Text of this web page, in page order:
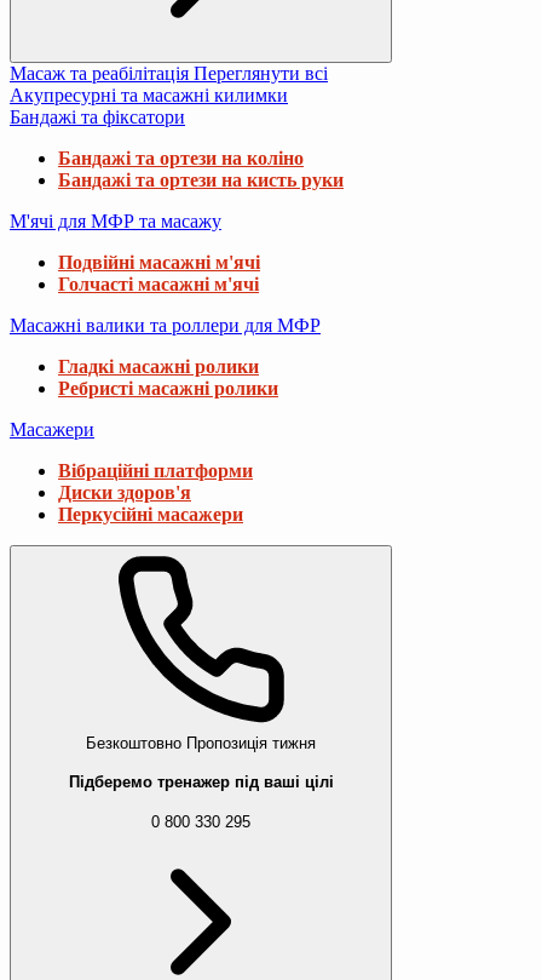
Масаж та реабілітація Переглянути всі
Акупресурні та масажні килимки
Бандажі та фіксатори
Бандажі та ортези на коліно
Бандажі та ортези на кисть руки
М'ячі для МФР та масажу
Подвійні масажні м'ячі
Голчасті масажні м'ячі
Масажні валики та роллери для МФР
Гладкі масажні ролики
Ребристі масажні ролики
Масажери
Вібраційні платформи
Диски здоров'я
Перкусійні масажери
Безкоштовно Пропозиція тижня
Підберемо тренажер під ваші цілі
0 800 330 295